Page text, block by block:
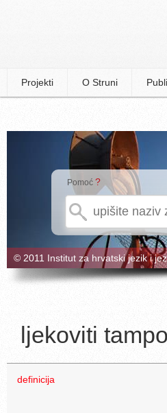
Projekti O Struni
Pomoć ?
© 2011 Institut za hrvatski jezik i
ljekoviti
definicija